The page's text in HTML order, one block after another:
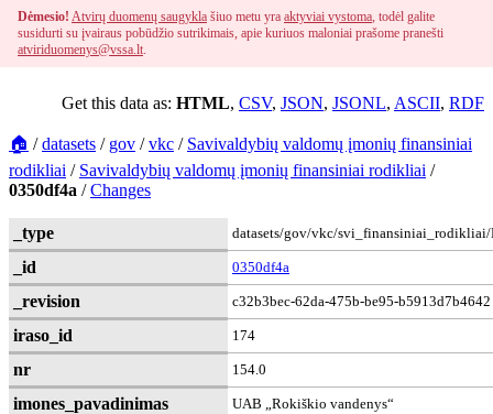
Dėmesio! Atvirų duomenų saugykla šiuo metu yra aktyviai vystoma, todėl galite
susidurti su įvairaus pobūdžio sutrikimais, apie kuriuos maloniai prašome pranešti
atviriduomenys@vssa.lt.
Get this data as: HTML, CSV, JSON, JSONL, ASCII, RDF
🏠 /datasets / gov /vkc / Savivaldybių valdomų įmonių finansiniai
rodikliai / Savivaldybių valdomų įmonių finansiniai rodikliai /
0350df4a /Changes
_type datasets/gov/vkc/
_id 0350df4a
_revision c32b3bec-62da-475b-be95-b5913d7b4642
iraso_id 174
nr 154.0
imones_pavadinimas UAB „Rokiškio vandenys“